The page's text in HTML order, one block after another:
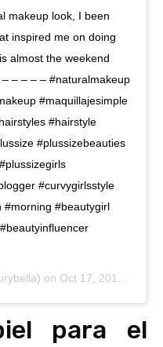
makeup look, I been
inspired me on doing
almost the weekend
– – – – #naturalmakeup
#maquillajesimple
#hairstyle
#plussizebeauties
#curvygirlsstyle
#morning #beautygirl
on Oct 17, 2019 at 6:35am PDT
para el